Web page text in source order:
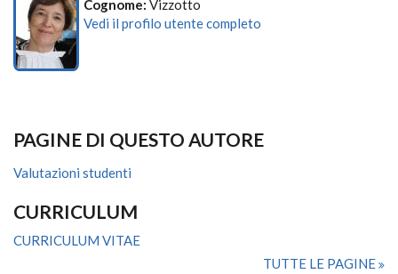
Cognome: Vizzotto
Vedi il profilo utente completo
PAGINE DI QUESTO AUTORE
Valutazioni studenti
CURRICULUM
CURRICULUM VITAE
TUTTE LE PAGINE